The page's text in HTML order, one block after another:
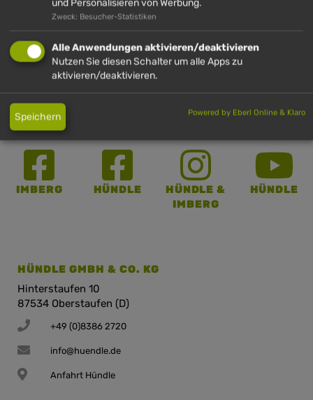
Datenschutzbestimmungen.
ANMELDEN
IMBERG HÜNDLE
HÜNDLE &
IMBERG
HÜNDLE
HÜNDLE GMBH & CO. KG
Hinterstaufen 10
87534 Oberstaufen (D)
+49 (0)8386 2720
info@huendle.de
Anfahrt Hündle
und Personalisieren von Werbung.
Zweck: Besucher-Statistiken
Alle Anwendungen aktivieren/deaktivieren
Nutzen Sie diesen Schalter um alle Apps zu
aktivieren/deaktivieren.
Speichern Powered by Eberl Online & Klaro